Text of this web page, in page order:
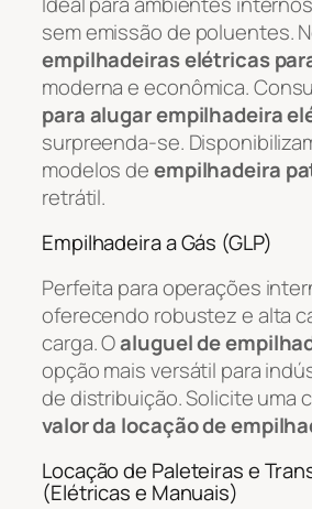
sem emissão de poluentes.
empilhadeiras elétricas
moderna e econômica.
para alugar empilhadeira
surpreenda-se.
modelos deempilhadeira
retrátil.
Empilhadeira a Gás (GLP)
Perfeita para operações
oferecendo robustez e alta
carga. Oaluguel de
opção mais versátil para
de distribuição. Solicite uma
valor da locação de
Locação de Paleteiras e
(Elétricas e Manuais)